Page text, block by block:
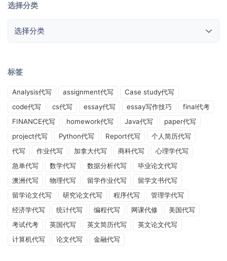
选择分类
标签
Analysis代写 assignment代写
Case study代写
code代写
cs代写 essay代写 essay写作技巧
final代考
FINANCE代写
homework代写 Java代写
paper代写
project代写
Python代写 Report代写
个人简历代写
代写
作业代写 加拿大代写 商科代写
心理学代写
急单代写
数学代写 数据分析代写
毕业论文代写
澳洲代写
物理代写 留学作业代写
留学文书代写
留学论文代写
研究论文代写 程序代写
管理学代写
经济学代写
统计代写 编程代写 网课代修
美国代写
考试代考
英国代写 英文简历代写
英文论文代写
计算机代写
论文代写 金融代写